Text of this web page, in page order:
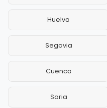
Huelva
Segovia
Cuenca
Soria